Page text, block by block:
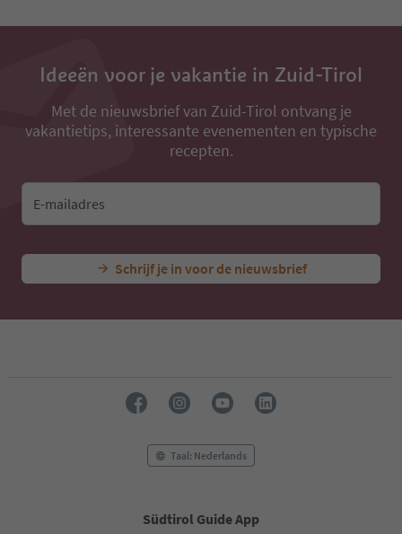
Ideeën voor je vakantie in Zuid-Tirol
Met de nieuwsbrief van Zuid-Tirol ontvang je
vakantietips, interessante evenementen en typische
recepten.
E-mailadres
Schrijf je in voor de nieuwsbrief
Taal: Nederlands
Südtirol Guide App